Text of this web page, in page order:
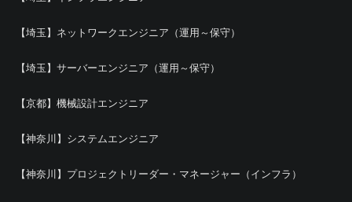
【埼玉】ネットワークエンジニア（運用～保守）
【埼玉】サーバーエンジニア（運用～保守）
【京都】機械設計エンジニア
【神奈川】システムエンジニア
【神奈川】プロジェクトリーダー・マネージャー（インフラ）